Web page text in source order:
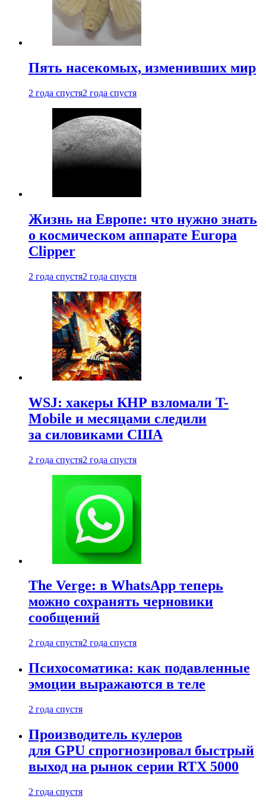
Пять насекомых, изменивших мир
2 года спустя2 года спустя
Жизнь на Европе: что нужно знать
о космическом аппарате Europa
Clipper
2 года спустя2 года спустя
WSJ: хакеры КНР взломали T-
Mobile и месяцами следили
за силовиками США
2 года спустя2 года спустя
The Verge: в WhatsApp теперь
можно сохранять черновики
сообщений
2 года спустя2 года спустя
Психосоматика: как подавленные
эмоции выражаются в теле
2 года спустя
Производитель кулеров
для GPU спрогнозировал быстрый
выход на рынок серии RTX 5000
2 года спустя